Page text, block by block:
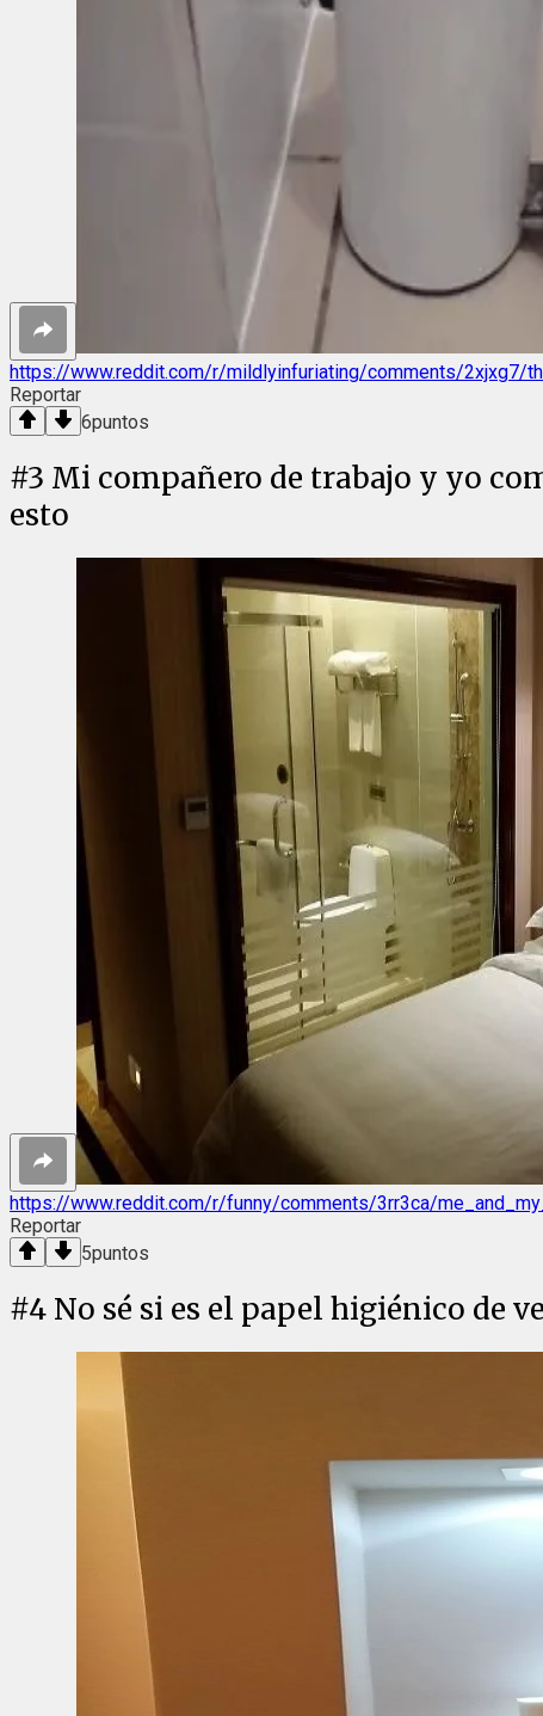
https://www.reddit.com/r/mildlyinfuriating/comments/2xjxg7/
Reportar
6puntos
#3 Mi compañero de trabajo y yo
esto
https://www.reddit.com/r/funny/comments/3rr3ca/
Reportar
5puntos
#4 No sé si es el papel higiénico de